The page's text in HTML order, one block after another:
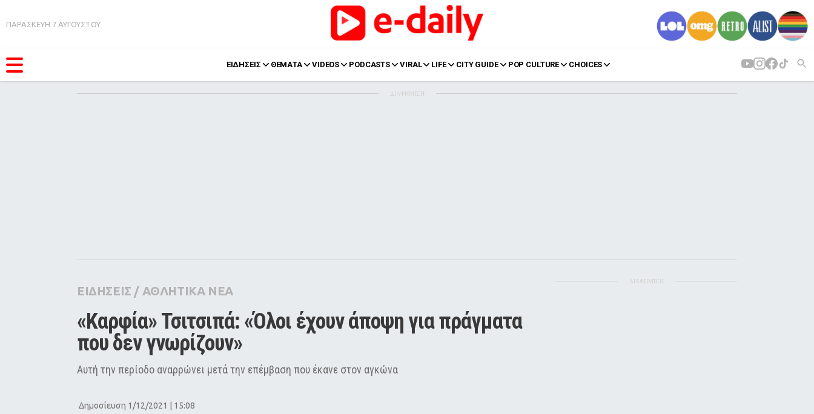
ΠΑΡΑΣΚΕΥΗ 7 ΑΥΓΟΥΣΤΟΥ
ΕΙΔΗΣΕΙΣ ΘΕΜΑΤΑ VIDEOS PODCASTS VIRAL LIFE CITY GUIDE POP CULTURE CHOICES
Pop Culture
Agenda
ΔΙΑΦΗΜΙΣΗ
ΕΙΔΗΣΕΙΣ / ΑΘΛΗΤΙΚΑ ΝΕΑ
«Καρφία» Τσιτσιπά: «Όλοι έχουν άποψη για πράγματα
που δεν γνωρίζουν»
Αυτή την περίοδο αναρρώνει μετά την επέμβαση που έκανε στον αγκώνα
Δημοσίευση 1/12/2021 | 15:08
ΔΙΑΦΗΜΙΣΗ